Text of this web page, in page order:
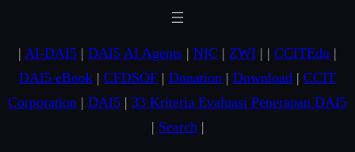
| AI-DAI5 | DAI5 AI Agents | NIC | ZWI | | CCITEdu |
DAI5 eBook | CFDSOF | Donation | Download | CCIT
Corporation | DAI5 | 33 Kriteria Evaluasi Penerapan DAI5
| Search|